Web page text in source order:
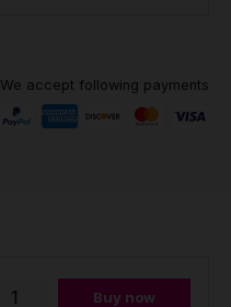
We accept following payments
Buy now